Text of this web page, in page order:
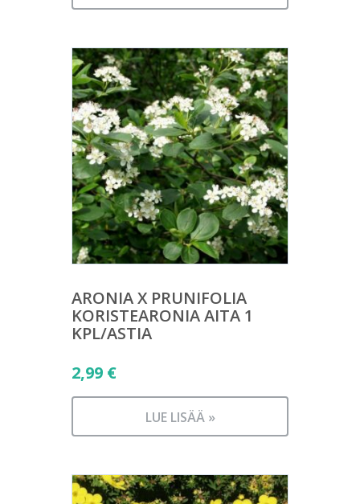
ARONIA X PRUNIFOLIA
KORISTEARONIA AITA 1
KPL/ASTIA
2,99 €
LUE LISÄÄ »